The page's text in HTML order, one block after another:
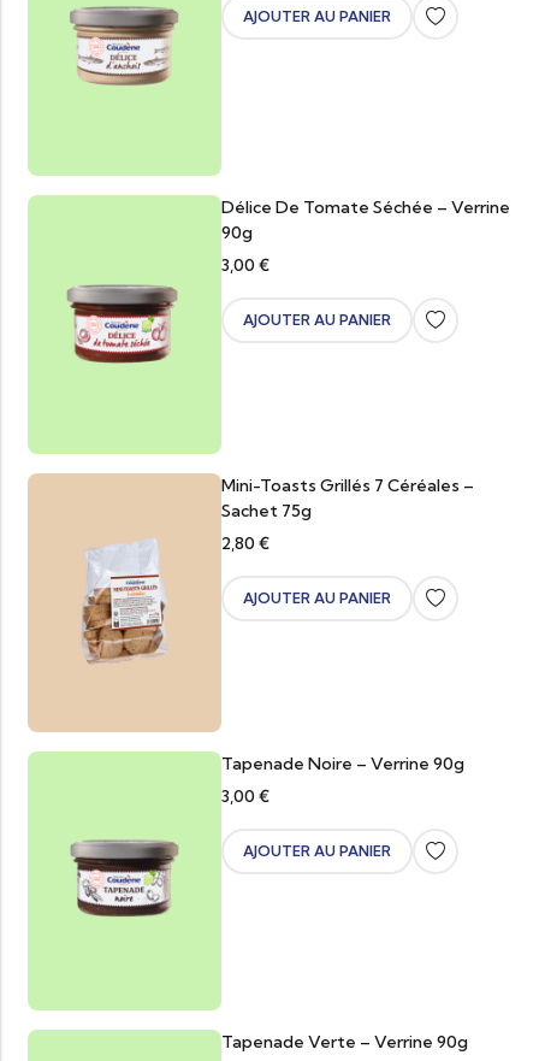
AJOUTER AU PANIER
Délice De Tomate Séchée – Verrine
90g
3,00 €
AJOUTER AU PANIER
Mini-Toasts Grillés 7 Céréales –
Sachet 75g
2,80 €
AJOUTER AU PANIER
Tapenade Noire – Verrine 90g
3,00 €
AJOUTER AU PANIER
Tapenade Verte – Verrine 90g